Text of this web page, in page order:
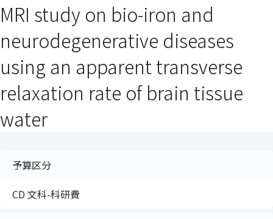
ウで開きます）
ンドウで開きます）
ウインドウで開きます）
MRI study on bio-iron and
neurodegenerative diseases
using an apparent transverse
relaxation rate of brain tissue
water
予算区分
CD 文科-科研費